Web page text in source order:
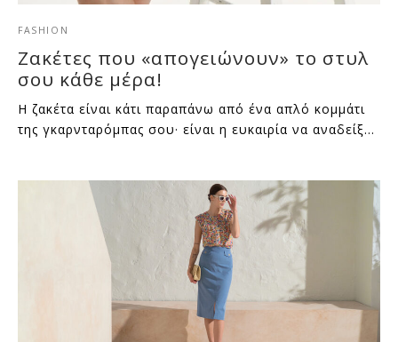
FASHION
Ζακέτες που «απογειώνουν» το στυλ
σου κάθε μέρα!
Η ζακέτα είναι κάτι παραπάνω από ένα απλό κομμάτι
της γκαρνταρόμπας σου· είναι η ευκαιρία να αναδείξ…